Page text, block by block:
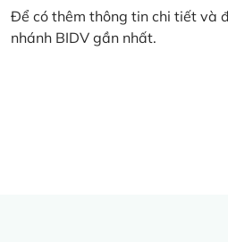
Để có thêm thông tin chi tiết và
nhánh BIDV gần nhất.